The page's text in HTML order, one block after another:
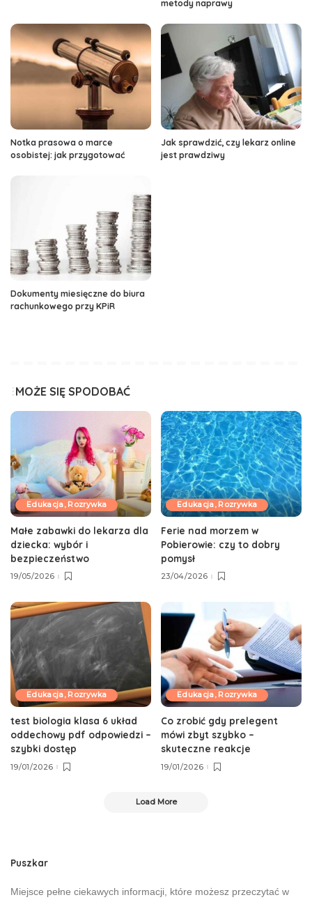
metody naprawy
Notka prasowa o marce
osobistej: jak przygotować
Jak sprawdzić, czy lekarz online
jest prawdziwy
Dokumenty miesięczne do biura
rachunkowego przy KPiR
MOŻE SIĘ SPODOBAĆ
Edukacja, Rozrywka
Małe zabawki do lekarza dla
dziecka: wybór i
bezpieczeństwo
19/05/2026
Edukacja, Rozrywka
Ferie nad morzem w
Pobierowie: czy to dobry
pomysł
23/04/2026
Edukacja, Rozrywka
test biologia klasa 6 układ
oddechowy pdf odpowiedzi –
szybki dostęp
19/01/2026
Edukacja, Rozrywka
Co zrobić gdy prelegent
mówi zbyt szybko –
skuteczne reakcje
19/01/2026
Load More
Puszkar
Miejsce pełne ciekawych informacji, które możesz przeczytać w